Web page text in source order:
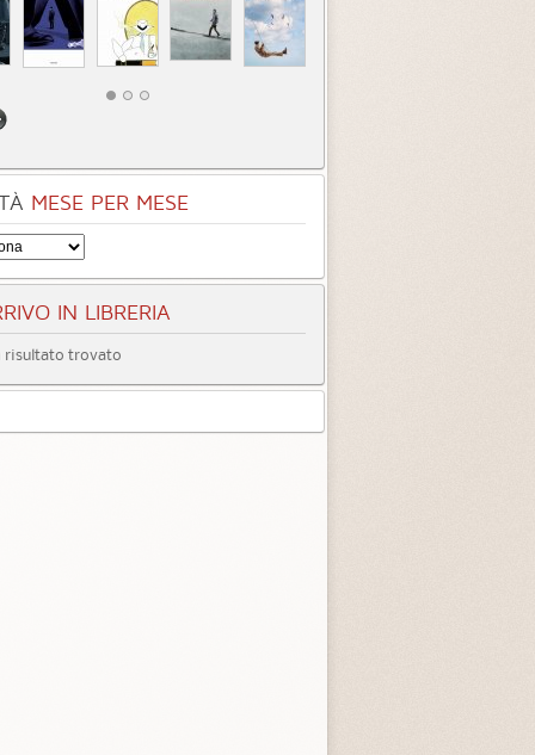
MESE PER MESE
IN LIBRERIA
risultato trovato